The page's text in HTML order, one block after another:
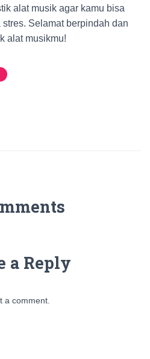
alat musik agar kamu bisa
Selamat berpindah dan
alat musikmu!
a Reply
a comment.